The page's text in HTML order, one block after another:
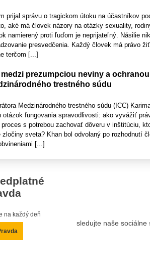
prijal správu o tragickom útoku na účastníkov
aké má človek názory na otázky sexuality,
namierený proti ľuďom je neprijateľný. Násilie
presvedčenia. Každý človek má právo
terčom [...]
prezumpciou neviny a ochranou
trestného súdu
Medzinárodného trestného súdu (ICC)
fungovania spravodlivosti: ako vyvážiť
s potrebou zachovať dôveru v inštitúciu,
sveta? Khan bol odvolaný po rozhodnutí
[...]
na každý deň
sledujte naše sociálne